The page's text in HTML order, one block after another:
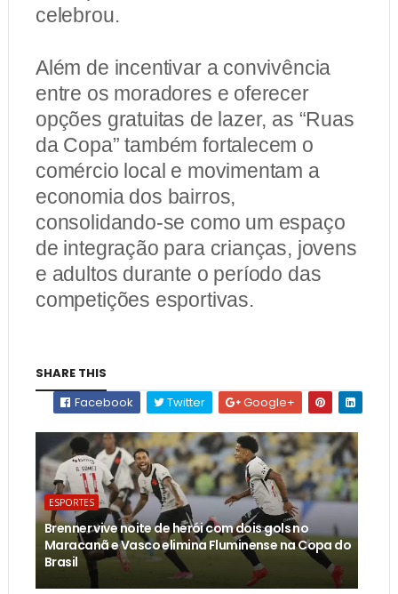
celebrou.
Além de incentivar a convivência
entre os moradores e oferecer
opções gratuitas de lazer, as “Ruas
da Copa” também fortalecem o
comércio local e movimentam a
economia dos bairros,
consolidando-se como um espaço
de integração para crianças, jovens
e adultos durante o período das
competições esportivas.
SHARE THIS
Facebook
Twitter Google+
ESPORTES
Brenner vive noite de herói com dois gols no
Maracanã e Vasco elimina Fluminense na Copa do
Brasil